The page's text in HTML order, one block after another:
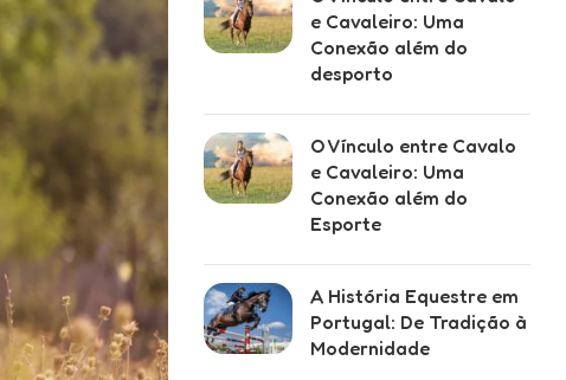
e Cavaleiro: Uma
Conexão além do
desporto
O Vínculo entre Cavalo
e Cavaleiro: Uma
Conexão além do
Esporte
A História Equestre em
Portugal: De Tradição à
Modernidade